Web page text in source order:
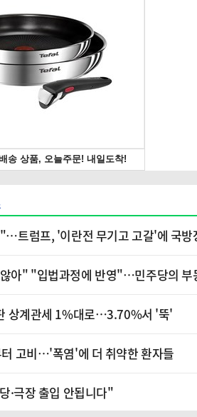
트럼프, '이란전 무기고 고갈'에 국방
아" "입법과정에 반영"…민주당의 부
상계관세 1%대로…3.70%서 '뚝'
고비…'폭염'에 더 취약한 환자들
·극장 출입 안됩니다"